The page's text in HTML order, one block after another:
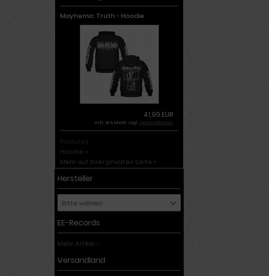
Mayhemic Truth - Hoodie
41,99 EUR
inkl. 19 % MwSt. zzgl. Versandkosten
Features:
Hoodie »
Mehr auf Ihrer privaten Seite »
Hersteller
Bitte wählen
EE-Records
Mehr Artikel
Versandland